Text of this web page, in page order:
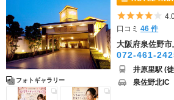
フォトギャラリー
5
口コミ46 件
大阪府泉佐野
072-461-
井原里駅 (
泉佐野北IC